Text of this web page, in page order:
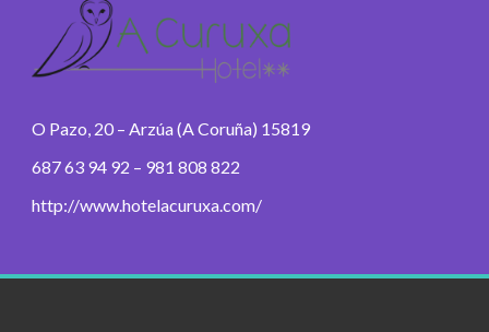
O Pazo, 20 – Arzúa (A Coruña) 15819
687 63 94 92 – 981 808 822
http://www.hotelacuruxa.com/